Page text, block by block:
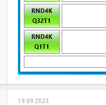
19.09.2023.